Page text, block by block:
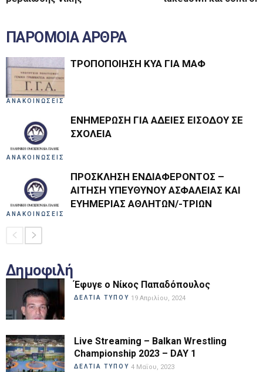
ΠΑΡΟΜΟΙΑ ΑΡΘΡΑ
ΑΝΑΚΟΙΝΩΣΕΙΣ
ΤΡΟΠΟΠΟΙΗΣΗ ΚΥΑ ΓΙΑ ΜΑΦ
ΑΝΑΚΟΙΝΩΣΕΙΣ
ΕΝΗΜΕΡΩΣΗ ΓΙΑ ΑΔΕΙΕΣ ΕΙΣΟΔΟΥ ΣΕ
ΣΧΟΛΕΙΑ
ΑΝΑΚΟΙΝΩΣΕΙΣ
ΠΡΟΣΚΛΗΣΗ ΕΝΔΙΑΦΕΡΟΝΤΟΣ –
ΑΙΤΗΣΗ ΥΠΕΥΘΥΝΟΥ ΑΣΦΑΛΕΙΑΣ ΚΑΙ
ΕΥΗΜΕΡΙΑΣ ΑΘΛΗΤΩΝ/-ΤΡΙΩΝ
Δημοφιλή
Έφυγε ο Νίκος Παπαδόπουλος
ΔΕΛΤΙΑ ΤΥΠΟΥ 19 Απριλίου, 2024
Live Streaming – Balkan Wrestling
Championship 2023 – DAY 1
ΔΕΛΤΙΑ ΤΥΠΟΥ 4 Μαΐου, 2023